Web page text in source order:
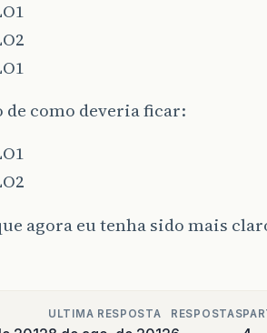
<L/>
<C
de como deveria ficar:
agora eu tenha sido mais
ULTIMA RESPOSTA RESPOSTAS